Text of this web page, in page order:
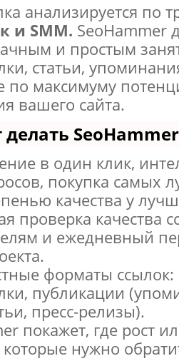
анализируется по
и SMM. SeoHammer
и простым
статьи,
по максимуму
вашего сайта.
делать SeoHammer
в один клик,
покупка самых
качества у
проверка качества
и ежедневный
форматы
публикации
пресс-релизы).
покажет, где рост
нужно